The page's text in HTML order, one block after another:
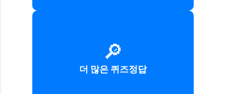
🔎
더 많은 퀴즈정답
최신 퀴즈 정답 모음
정답 더 보기